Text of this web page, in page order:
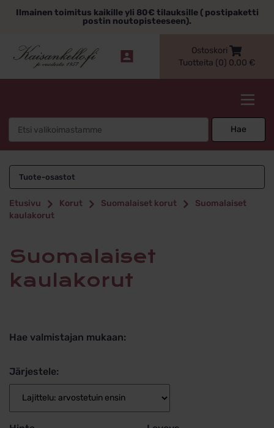
sisältöönIlmainen toimitus kaikille yli 80€ tilauksille ( postipaketti
postin noutopisteeseen).
Ostoskori
Tuotteita (0) 0,00 €
Hae
Suomalaiset
kaulakorut
Tuote-osastot
Etusivu Korut Suomalaiset korut
Suomalaiset
kaulakorut
Suomalaiset
kaulakorut
Hae valmistajan mukaan:
Järjestele: